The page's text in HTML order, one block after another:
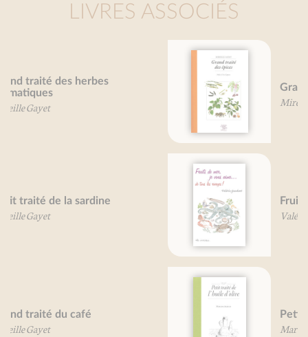
LIVRES ASSOCIÉS
Grand Traité des épices
Fruits de mer, je vous aime...